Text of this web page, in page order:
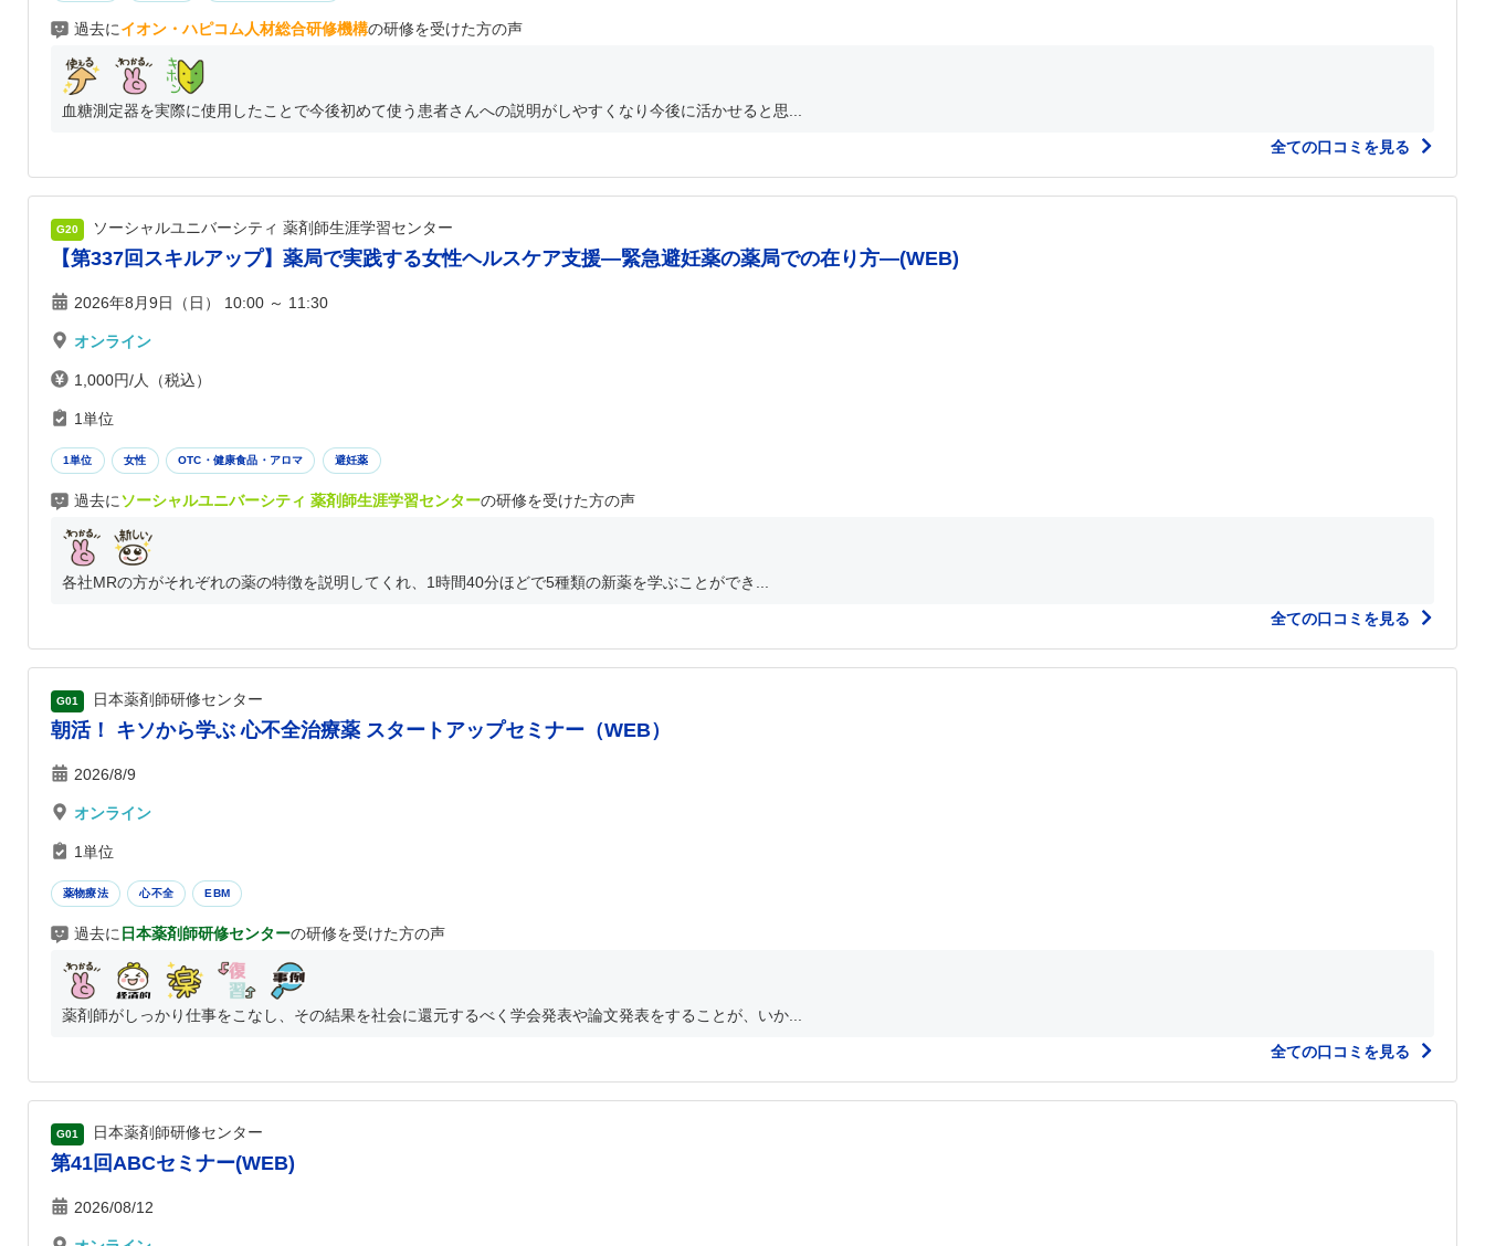
過去にイオン・ハピコム人材総合研修機構の研修を受けた方の声
血糖測定器を実際に使用したことで今後初めて使う患者さんへの説明がしやすくなり今後に活かせると思...
全ての口コミを見る
G20 ソーシャルユニバーシティ 薬剤師生涯学習センター
【第337回スキルアップ】薬局で実践する女性ヘルスケア支援―緊急避妊薬の薬局での在り方―(WEB)
2026年8月9日（日） 10:00 ～ 11:30
オンライン
1,000円/人（税込）
1単位
1単位 女性 OTC・健康食品・アロマ 避妊薬
過去にソーシャルユニバーシティ 薬剤師生涯学習センターの研修を受けた方の声
各社MRの方がそれぞれの薬の特徴を説明してくれ、1時間40分ほどで5種類の新薬を学ぶことができ...
全ての口コミを見る
G01 日本薬剤師研修センター
朝活！ キソから学ぶ 心不全治療薬 スタートアップセミナー（WEB）
2026/8/9
オンライン
1単位
薬物療法 心不全 EBM
過去に 日本薬剤師研修センターの研修を受けた方の声
薬剤師がしっかり仕事をこなし、その結果を社会に還元するべく学会発表や論文発表をすることが、いか...
全ての口コミを見る
G01 日本薬剤師研修センター
第41回ABCセミナー(WEB)
2026/08/12